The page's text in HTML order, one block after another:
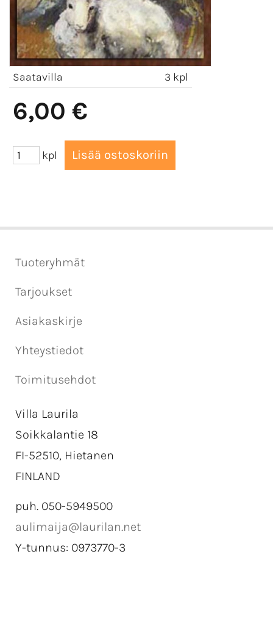
Saatavilla 3 kpl
6,00 €
kpl
Tuoteryhmät
Tarjoukset
Asiakaskirje
Yhteystiedot
Toimitusehdot
Villa Laurila
Soikkalantie 18
FI-52510, Hietanen
FINLAND
puh. 050-5949500
aulimaija@laurilan.net
Y-tunnus: 0973770-3